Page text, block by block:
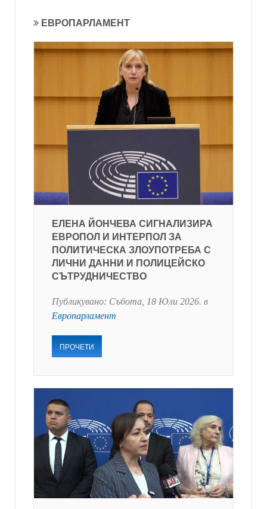
ЕВРОПАРЛАМЕНТ
ЕЛЕНА ЙОНЧЕВА СИГНАЛИЗИРА
ЕВРОПОЛ И ИНТЕРПОЛ ЗА
ПОЛИТИЧЕСКА ЗЛОУПОТРЕБА С
ЛИЧНИ ДАННИ И ПОЛИЦЕЙСКО
СЪТРУДНИЧЕСТВО
Публикувано: Събота, 18 Юли 2026. в
Европарламент
ПРОЧЕТИ